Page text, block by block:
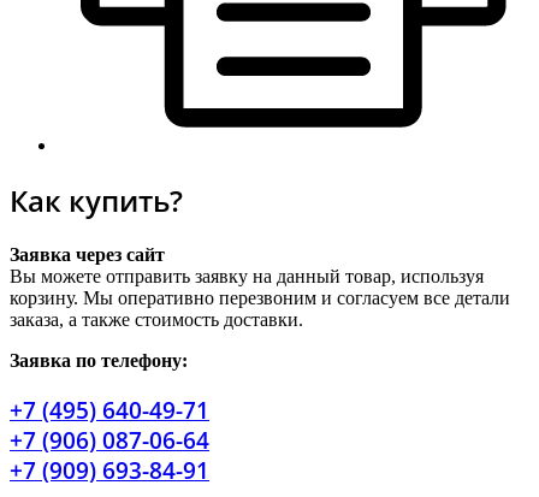
Как купить?
Заявка через сайт
Вы можете отправить заявку на данный товар, используя
корзину. Мы оперативно перезвоним и согласуем все детали
заказа, а также стоимость доставки.
Заявка по телефону:
+7 (495) 640-49-71
+7 (906) 087-06-64
+7 (909) 693-84-91